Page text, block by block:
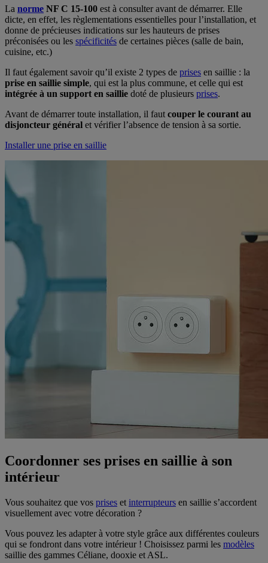
La norme NF C 15-100 est à consulter avant de démarrer. Elle
dicte, en effet, les règlementations essentielles pour l’installation, et
donne de précieuses indications sur les hauteurs de prises
préconisées ou les spécificités de certaines pièces (salle de bain,
cuisine, etc.)
Il faut également savoir qu’il existe 2 types de prises en saillie : la
prise en saillie simple, qui est la plus commune, et celle qui est
intégrée à un support en saillie doté de plusieurs prises.
Avant de démarrer toute installation, il faut couper le courant au
disjoncteur général et vérifier l’absence de tension à sa sortie.
Installer une prise en saillie
Coordonner ses prises en saillie à son
intérieur
Vous souhaitez que vos prises et interrupteurs en saillie s’accordent
visuellement avec votre décoration ?
Vous pouvez les adapter à votre style grâce aux différentes couleurs
qui se fondront dans votre intérieur ! Choisissez parmi les modèles
saillie des gammes Céliane, dooxie et ASL.